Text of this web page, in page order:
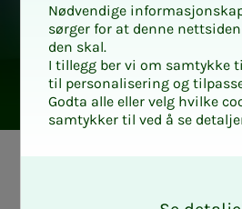
Nødvendige
sørger for at denne
den skal.
I tillegg ber vi om samtykke
til personalisering og
Godta alle eller velg hvilke
samtykker til ved å se